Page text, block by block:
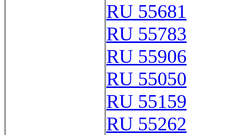
RU 55681
RU 55783
RU 55906
RU 55050
RU 55159
RU 55262